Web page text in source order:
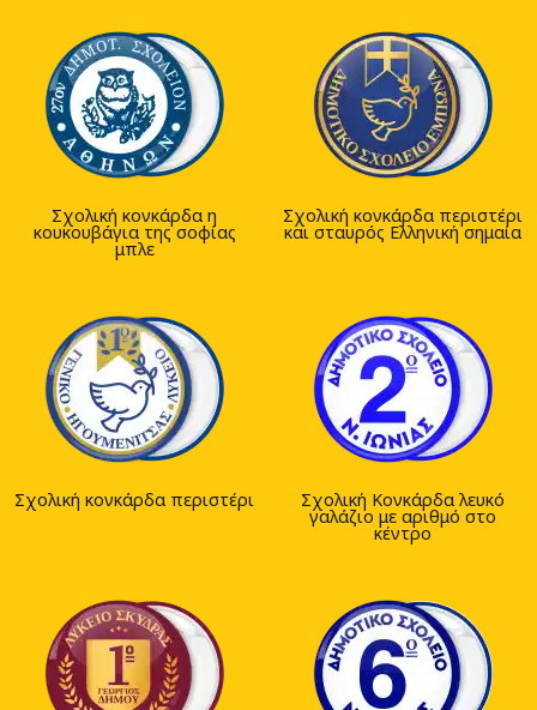
Σχολική κονκάρδα η
κουκουβάγια της σοφίας
μπλε
Σχολική κονκάρδα περιστέρι
και σταυρός Ελληνική σημαία
Σχολική κονκάρδα περιστέρι Σχολική Κονκάρδα λευκό
γαλάζιο με αριθμό στο
κέντρο